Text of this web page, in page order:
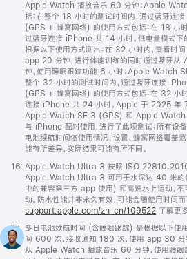
Apple Watch 播放音乐 60 分钟；Apple
括：在整个 18 小时的测试时间内，通过蓝牙
(GPS + 蜂窝网络) 的使用方式包括：在 18 小
过蓝牙连接 iPhone 共 14 小时。低电量模式下
根据以下使用方式测出：在 32 小时内，查看时
app 20 分钟，进行体能训练的同时通过蓝牙
钟，使用睡眠跟踪功能 6 小时；Apple Watch
整个 32 小时的测试时间内，通过蓝牙连接
(GPS + 蜂窝网络) 的使用方式包括：在 32 小时
连接 iPhone 共 24 小时。Apple 于 2025 年
Apple Watch SE 3 (GPS) 和 Apple Watch
与 iPhone 配对使用，进行了此项测试；所有设
电池续航时间依使用情况、设置、蜂窝网络覆盖
能有所差异，实际结果可能有所不同。
脚
16.
Apple Watch Ultra 3 按照 ISO 22810:2010
Apple Watch Ultra 3 可用于水深达 40 米的
中的兼容第三方 app 使用) 和高速水上运动，
动。防水性能并非永久有效，可能会随使用时间而
support.apple.com/zh-cn/109522 了解更
脚
注
17. 多日电池续航时间 (含睡眠跟踪) 是根据以下使
间 600 次，接收通知 180 次，使用 app 30 分
从 Apple Watch 播放音乐 60 分钟，使用睡